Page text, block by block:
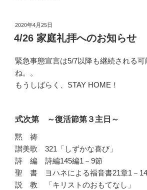
投
稿
日:
2020年4月25日
4/26 家庭礼拝へのお知らせ
緊急事態宣言は5/7以降も継続される
ね。。
もうしばらく、STAY HOME！
式次第 ～復活節第３主日～
黙 祷
讃美歌 321「しずかな喜び」
詩 編 詩編145編1－9節
聖 書 ヨハネによる福音書21章1－
説 教 「キリストのおもてなし」